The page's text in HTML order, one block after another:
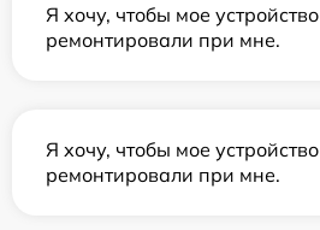
Я хочу, чтобы мое устройство
ремонтировали при мне.
Я хочу, чтобы мое устройство
ремонтировали при мне.